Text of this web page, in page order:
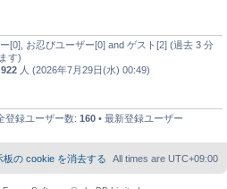
[0], お忍びユーザー[0] and ゲスト[2] (過去 3 分
す)
922 人 (2026年7月29日(水) 00:49)
登録ユーザー数: 160 • 最新登録ユーザー
All times are UTC+09:00
板の cookie を消去する